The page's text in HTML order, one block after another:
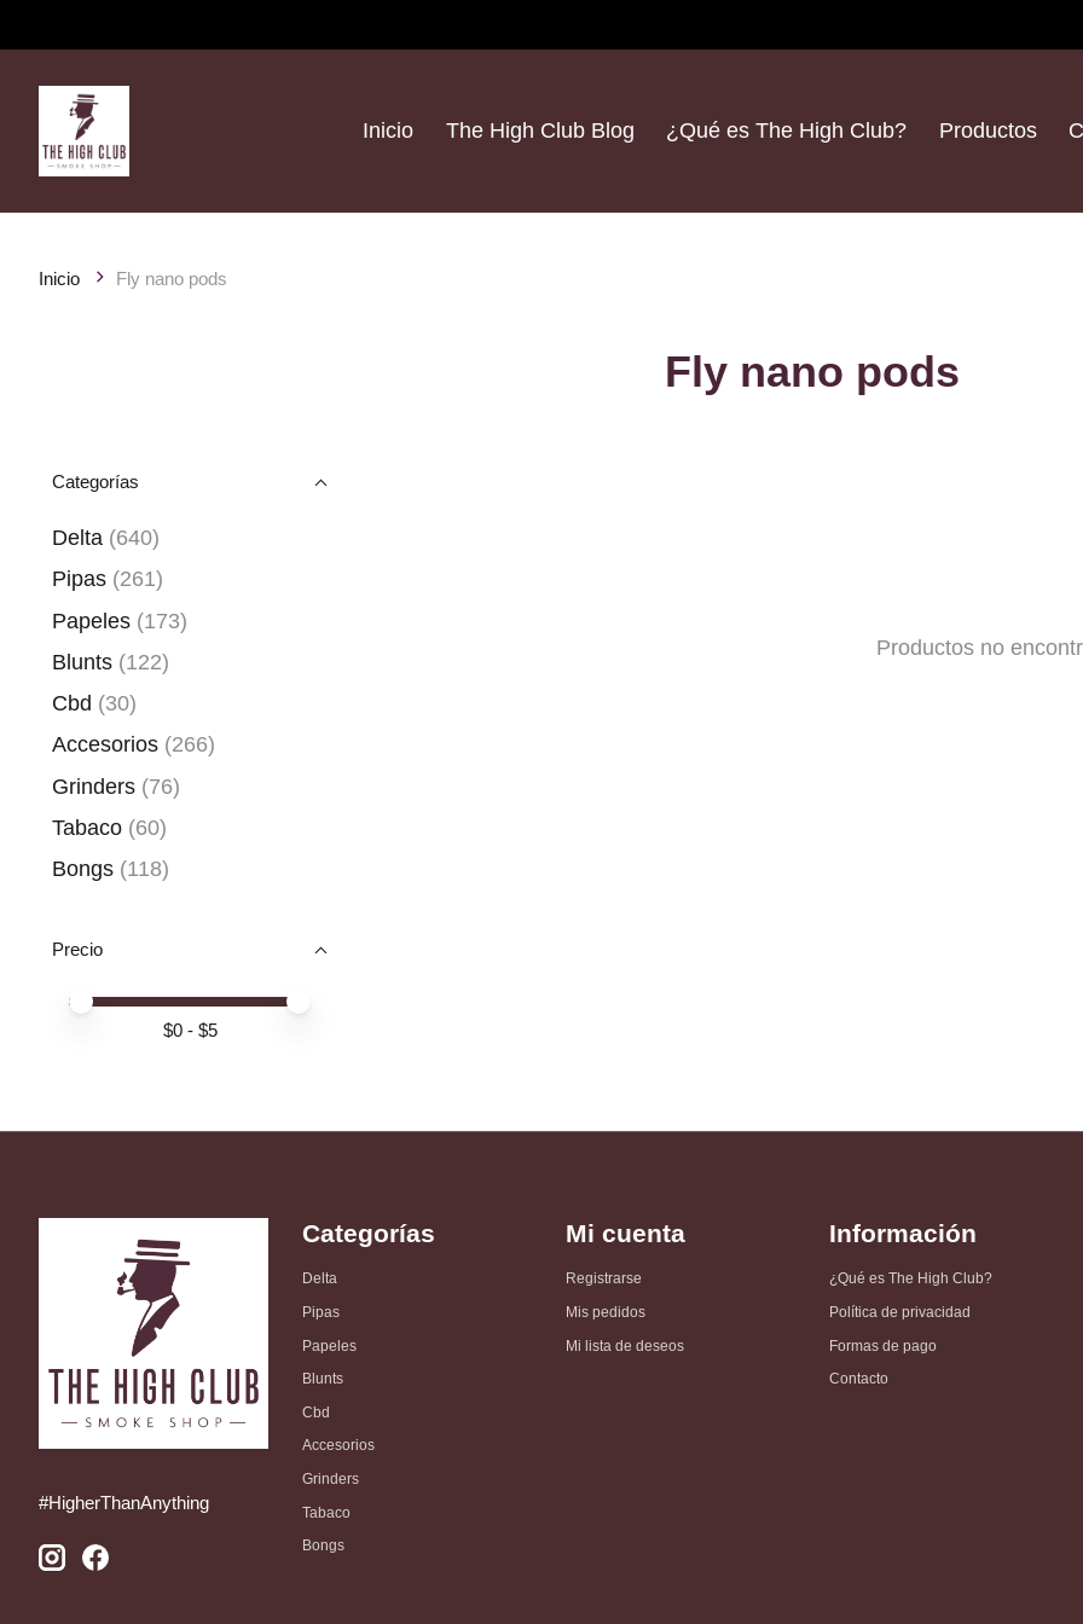
Inicio The High Club Blog ¿Qué es The High Club? Productos
Inicio Fly nano pods
Fly nano pods
Categorías
Delta (640)
Pipas (261)
Papeles (173)
Blunts (122)
Cbd (30)
Accesorios (266)
Grinders (76)
Tabaco (60)
Bongs (118)
Precio
Price minimum value
Price maximum value
$0- $5
Productos no
#HigherThanAnything
Categorías
Delta
Pipas
Papeles
Blunts
Cbd
Accesorios
Grinders
Tabaco
Bongs
Mi cuenta
Registrarse
Mis pedidos
Mi lista de deseos
Información
¿Qué es The High Club?
Política de privacidad
Formas de pago
Contacto